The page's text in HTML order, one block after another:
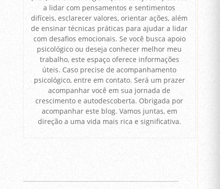
a lidar com pensamentos e sentimentos
difíceis, esclarecer valores, orientar ações, além
de ensinar técnicas práticas para ajudar a lidar
com desafios emocionais. Se você busca apoio
psicológico ou deseja conhecer melhor meu
trabalho, este espaço oferece informações
úteis. Caso precise de acompanhamento
psicológico, entre em contato. Será um prazer
acompanhar você em sua jornada de
crescimento e autodescoberta. Obrigada por
acompanhar este blog. Vamos juntas, em
direção a uma vida mais rica e significativa.